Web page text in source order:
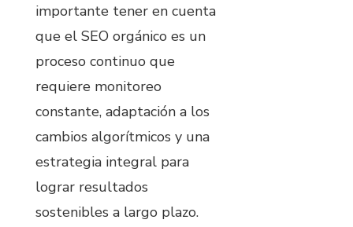
importante tener en cuenta
que el SEO orgánico es un
proceso continuo que
requiere monitoreo
constante, adaptación a los
cambios algorítmicos y una
estrategia integral para
lograr resultados
sostenibles a largo plazo.